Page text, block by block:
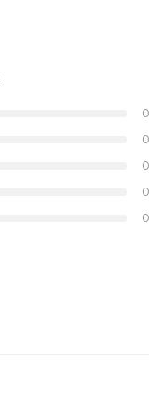
0
0
0
0
0